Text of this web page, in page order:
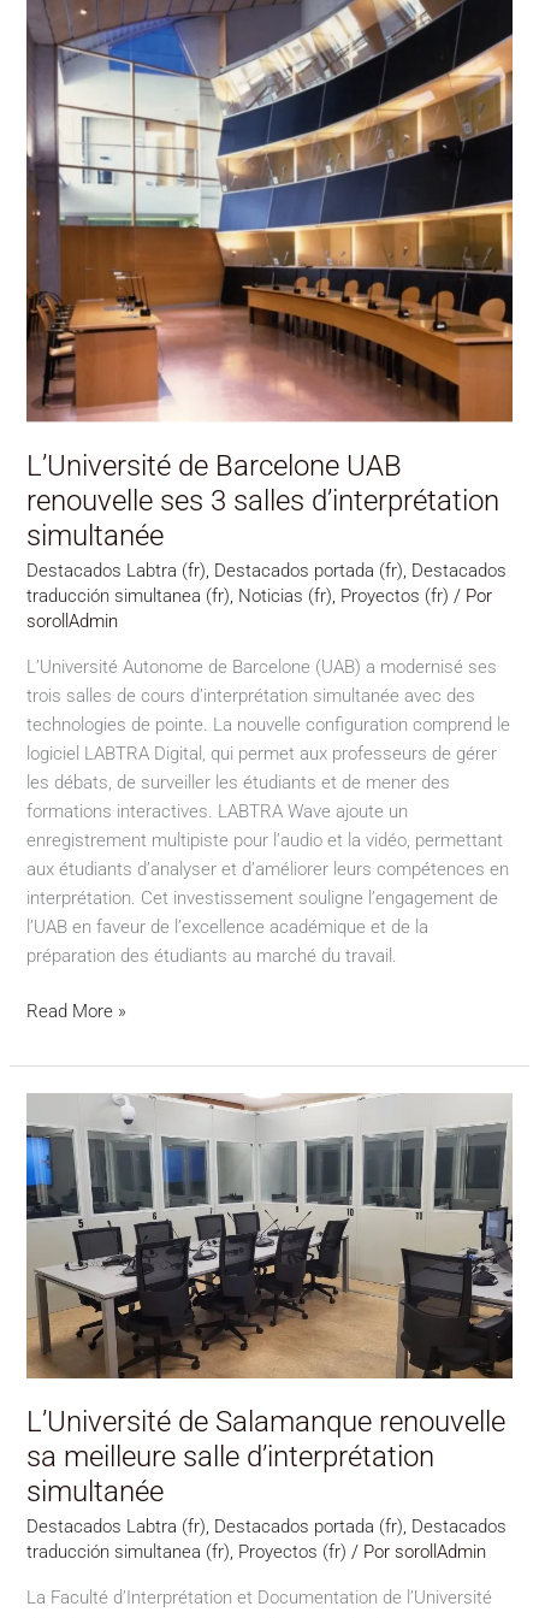
L’Université de Barcelone UAB
renouvelle ses 3 salles d’interprétation
simultanée
Destacados Labtra (fr), Destacados portada (fr), Destacados
traducción simultanea (fr), Noticias (fr), Proyectos (fr) / Por
sorollAdmin
L’Université Autonome de Barcelone (UAB) a modernisé ses
trois salles de cours d’interprétation simultanée avec des
technologies de pointe. La nouvelle configuration comprend le
logiciel LABTRA Digital, qui permet aux professeurs de gérer
les débats, de surveiller les étudiants et de mener des
formations interactives. LABTRA Wave ajoute un
enregistrement multipiste pour l’audio et la vidéo, permettant
aux étudiants d’analyser et d’améliorer leurs compétences en
interprétation. Cet investissement souligne l’engagement de
l’UAB en faveur de l’excellence académique et de la
préparation des étudiants au marché du travail.
Barcelone
UAB
renouvelle
3
salles
d’interprétation
simultanée
Read More »
L’Université de Salamanque renouvelle
sa meilleure salle d’interprétation
simultanée
Destacados Labtra (fr), Destacados portada (fr), Destacados
traducción simultanea (fr), Proyectos (fr) / Por sorollAdmin
La Faculté d’Interprétation et Documentation de l’Université
L’Université
de
Salamanque
renouvelle
sa
meilleure
salle
d’interprétation
simultanée